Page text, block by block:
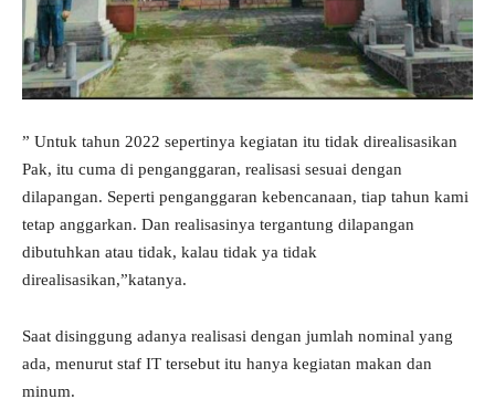
” Untuk tahun 2022 sepertinya kegiatan itu tidak direalisasikan
Pak, itu cuma di penganggaran, realisasi sesuai dengan
dilapangan. Seperti penganggaran kebencanaan, tiap tahun kami
tetap anggarkan. Dan realisasinya tergantung dilapangan
dibutuhkan atau tidak, kalau tidak ya tidak
direalisasikan,”katanya.
Saat disinggung adanya realisasi dengan jumlah nominal yang
ada, menurut staf IT tersebut itu hanya kegiatan makan dan
minum.